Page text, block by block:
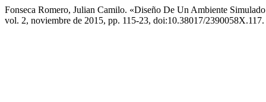
Fonseca Romero, Julian Camilo. «Diseño De Un Ambiente
vol. 2, noviembre de 2015, pp. 115-23, doi:10.38017/2390058X.117.